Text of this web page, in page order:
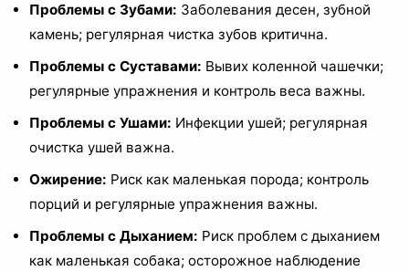
Проблемы с Зубами: Заболевания десен, зубной
камень; регулярная чистка зубов критична.
Проблемы с Суставами: Вывих коленной чашечки;
регулярные упражнения и контроль веса важны.
Проблемы с Ушами: Инфекции ушей; регулярная
очистка ушей важна.
Ожирение: Риск как маленькая порода; контроль
порций и регулярные упражнения важны.
Проблемы с Дыханием: Риск проблем с дыханием
как маленькая собака; осторожное наблюдение